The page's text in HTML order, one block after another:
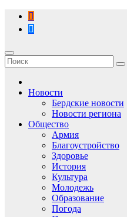
Перейти
содержимому
Новости
Бердские новости
Новости региона
Общество
Армия
Благоустройство
Здоровье
История
Культура
Молодежь
Образование
Погода